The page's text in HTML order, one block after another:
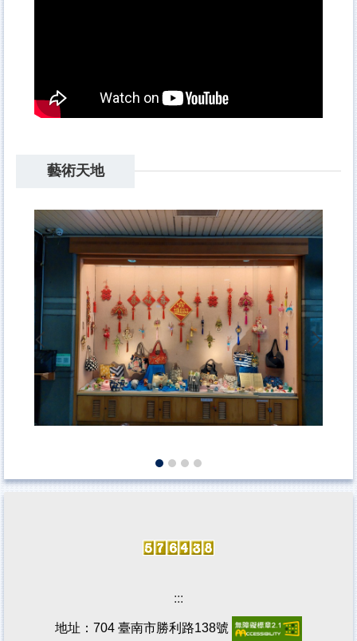
藝術天地
:::
地址：704 臺南市勝利路138號